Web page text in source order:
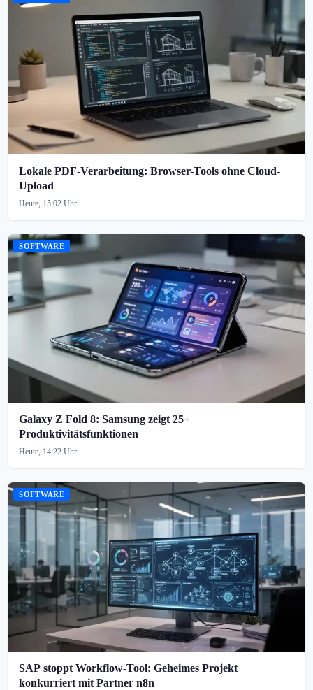
Lokale PDF-Verarbeitung: Browser-Tools ohne Cloud-
Upload
Heute, 15:02 Uhr
SOFTWARE
Galaxy Z Fold 8: Samsung zeigt 25+
Produktivitätsfunktionen
Heute, 14:22 Uhr
SOFTWARE
SAP stoppt Workflow-Tool: Geheimes Projekt
konkurriert mit Partner n8n